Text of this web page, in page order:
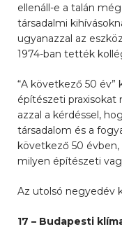
ellenáll-e a talán
társadalmi
ugyanazzal az
1974-ban tették
“A következő 50 év”
építészeti
azzal a kérdéssel,
társadalom és a
következő 50 évben,
milyen építészeti
Az utolsó negyedév
17 – Budapesti